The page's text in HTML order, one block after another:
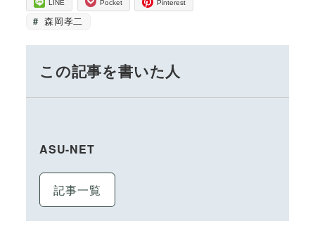
LINE Pocket Pinterest
森岡孝二
この記事を書いた人
ASU-NET
記事一覧